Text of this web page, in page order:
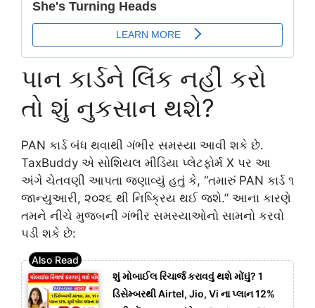
પાન કાર્ડને લિંક નહીં કરો
તો શું નુકસાન થશે?
PAN કાર્ડ બંધ થવાથી ગંભીર સમસ્યા આવી શકે છે.
TaxBuddy એ સોશિયલ મીડિયા પ્લેટફોર્મ X પર આ
અંગે ચેતવણી આપતા જણાવ્યું હતું કે, “તમારું PAN કાર્ડ ૧
જાન્યુઆરી, ૨૦૨૬ થી નિષ્ક્રિય થઈ જશે.” આના કારણે
તમને નીચે મુજબની ગંભીર સમસ્યાઓનો સામનો કરવો
પડી શકે છે:
શું મોબાઈલ રિચાર્જ કરાવવું થશે મોંઘું? 1
ડિસેમ્બરથી Airtel, Jio, Vi ના પ્લાન 12%